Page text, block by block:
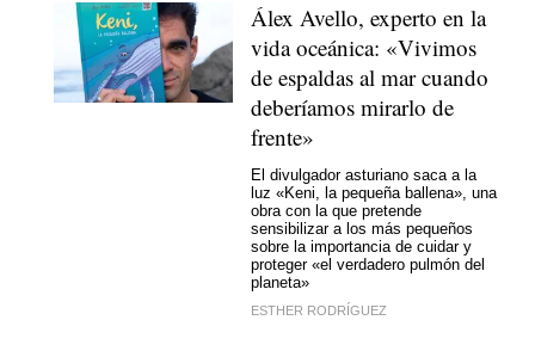
Álex Avello, experto en la
vida oceánica: «Vivimos
de espaldas al mar cuando
deberíamos mirarlo de
frente»
El divulgador asturiano saca a la
luz «Keni, la pequeña ballena», una
obra con la que pretende
sensibilizar a los más pequeños
sobre la importancia de cuidar y
proteger «el verdadero pulmón del
planeta»
ESTHER RODRÍGUEZ